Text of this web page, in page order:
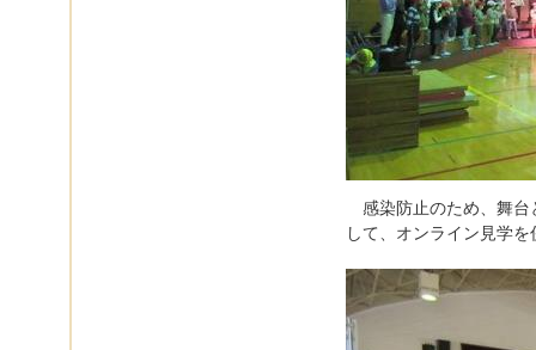
感染防止のため、舞台
して、オンライン見学